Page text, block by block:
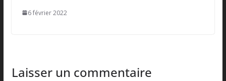
6 février 2022
Laisser un commentaire